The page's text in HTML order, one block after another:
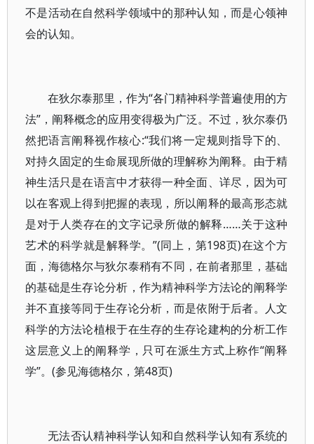
不是活动在自然科学领域中的那种认知，而是心领神
会的认知。
在狄尔泰那里，作为“各门精神科学普遍使用的方
法”，阐释概念的应用变得极为广泛。不过，狄尔泰仍
然把语言阐释视作核心:“我们将一定规则指导下的、
对持久固定的生命展现所做的理解称为阐释。由于精
神生活只是在语言中才获得一种全面、详尽，因为可
以在客观上得到把握的表现，所以阐释的最高形态就
是对于人类存在的文字记录所做的解释……关于这种
艺术的科学就是解释学。”(同上，第198页)在这个方
面，海德格尔与狄尔泰稍有不同，在前者那里，基础
的基础是生存论分析，作为精神科学方法论的阐释学
并不直接等同于生存论分析，而是依附于后者。人文
科学的方法论植根于在生存的生存论建构的分析工作
这层意义上的阐释学，只可在派生方式上称作“阐释
学”。(参见海德格尔，第48页)
无法否认精神科学认知和自然科学认知有系统的